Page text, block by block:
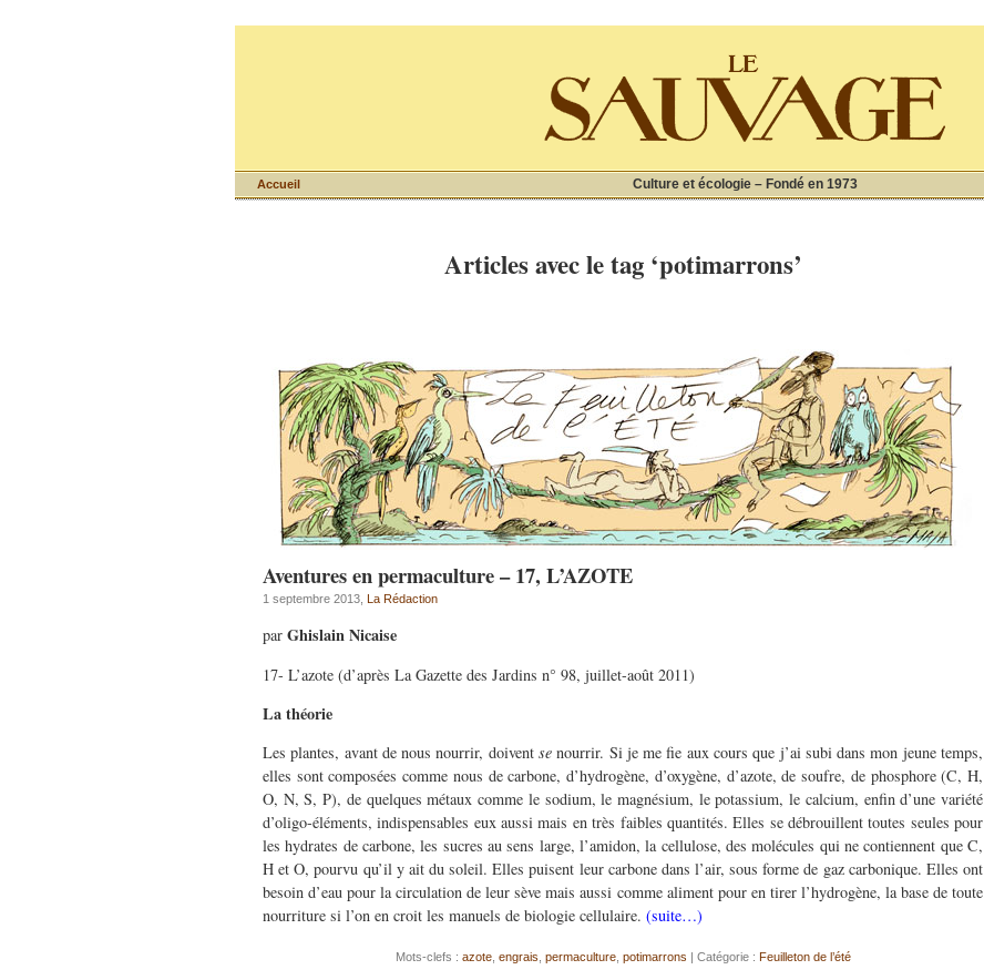
Culture et écologie – Fondé en 1973
Accueil
Articles avec le tag ‘potimarrons’
Aventures en permaculture – 17, L’AZOTE
1 septembre 2013, La Rédaction
par Ghislain Nicaise
17- L’azote (d’après La Gazette des Jardins n° 98, juillet-août 2011)
La théorie
Les plantes, avant de nous nourrir, doivent se nourrir. Si je me fie aux cours que j’ai subi dans mon jeune temps,
elles sont composées comme nous de carbone, d’hydrogène, d’oxygène, d’azote, de soufre, de phosphore (C, H,
O, N, S, P), de quelques métaux comme le sodium, le magnésium, le potassium, le calcium, enfin d’une variété
d’oligo-éléments, indispensables eux aussi mais en très faibles quantités. Elles se débrouillent toutes seules pour
les hydrates de carbone, les sucres au sens large, l’amidon, la cellulose, des molécules qui ne contiennent que C,
H et O, pourvu qu’il y ait du soleil. Elles puisent leur carbone dans l’air, sous forme de gaz carbonique. Elles ont
besoin d’eau pour la circulation de leur sève mais aussi comme aliment pour en tirer l’hydrogène, la base de toute
nourriture si l’on en croit les manuels de biologie cellulaire. (suite…)
Mots-clefs : azote, engrais, permaculture, potimarrons | Catégorie : Feuilleton de l’été